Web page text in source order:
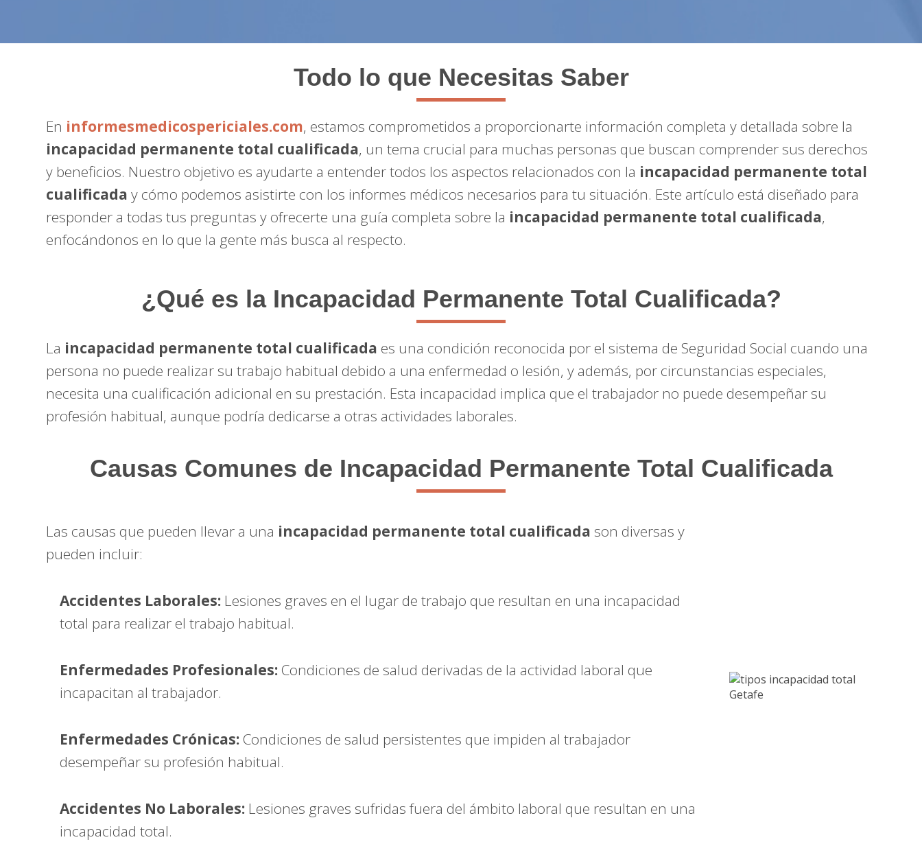
Todo lo que Necesitas Saber
En informesmedicospericiales.com, estamos comprometidos a proporcionarte información completa y detallada sobre la
incapacidad permanente total cualificada, un tema crucial para muchas personas que buscan comprender sus derechos
y beneficios. Nuestro objetivo es ayudarte a entender todos los aspectos relacionados con la incapacidad permanente total
cualificada y cómo podemos asistirte con los informes médicos necesarios para tu situación. Este artículo está diseñado para
responder a todas tus preguntas y ofrecerte una guía completa sobre la incapacidad permanente total cualificada,
enfocándonos en lo que la gente más busca al respecto.
¿Qué es la Incapacidad Permanente Total Cualificada?
La incapacidad permanente total cualificada es una condición reconocida por el sistema de Seguridad Social cuando una
persona no puede realizar su trabajo habitual debido a una enfermedad o lesión, y además, por circunstancias especiales,
necesita una cualificación adicional en su prestación. Esta incapacidad implica que el trabajador no puede desempeñar su
profesión habitual, aunque podría dedicarse a otras actividades laborales.
Causas Comunes de Incapacidad Permanente Total Cualificada
Las causas que pueden llevar a una incapacidad permanente total cualificada son diversas y
pueden incluir:
Accidentes Laborales: Lesiones graves en el lugar de trabajo que resultan en una incapacidad
total para realizar el trabajo habitual.
Enfermedades Profesionales: Condiciones de salud derivadas de la actividad laboral que
incapacitan al trabajador.
Enfermedades Crónicas: Condiciones de salud persistentes que impiden al trabajador
desempeñar su profesión habitual.
Accidentes No Laborales: Lesiones graves sufridas fuera del ámbito laboral que resultan en una
incapacidad total.